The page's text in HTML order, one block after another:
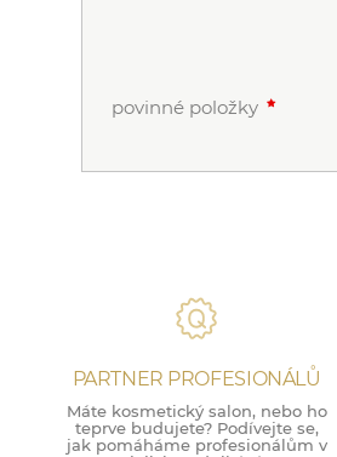
povinné položky
PARTNER PROFESIONÁLŮ
Máte kosmetický salon, nebo ho
teprve budujete? Podívejte se,
jak pomáháme profesionálům v